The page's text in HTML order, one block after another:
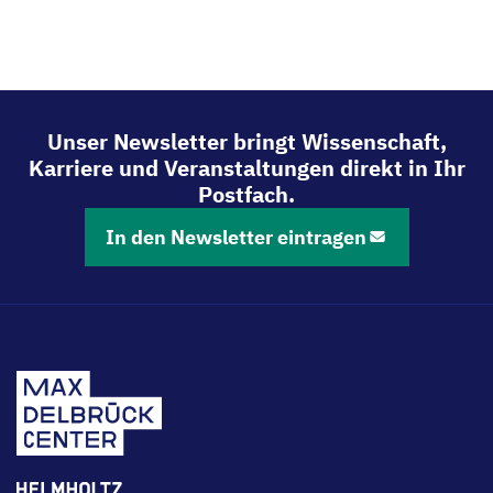
Unser Newsletter bringt Wissenschaft,
Karriere und Veranstaltungen direkt in Ihr
Postfach.
In den Newsletter eintragen